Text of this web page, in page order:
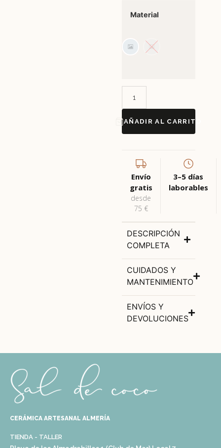
Material
Dorado Plateado
AÑADIR AL CARRITO
Envío
gratis
desde
75 €
3–5 días
laborables
DESCRIPCIÓN
COMPLETA
CUIDADOS Y
MANTENIMIENTO
ENVÍOS Y
DEVOLUCIONES
CERÁMICA ARTESANAL ALMERÍA
TIENDA - TALLER